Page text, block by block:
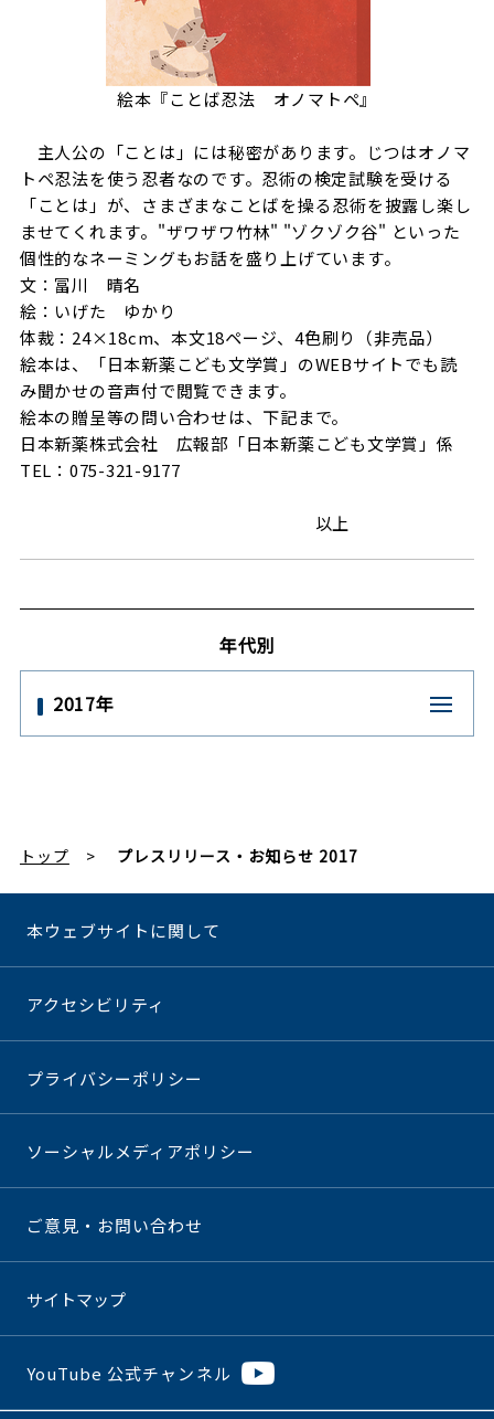
絵本『ことば忍法 オノマトペ』
主人公の「ことは」には秘密があります。じつはオノマ
トペ忍法を使う忍者なのです。忍術の検定試験を受ける
「ことは」が、さまざまなことばを操る忍術を披露し楽し
ませてくれます。"ザワザワ竹林" "ゾクゾク谷" といった
個性的なネーミングもお話を盛り上げています。
文：冨川 晴名
絵：いげた ゆかり
体裁：24×18cm、本文18ページ、4色刷り（非売品）
絵本は、「日本新薬こども文学賞」のWEBサイトでも読
み聞かせの音声付で閲覧できます。
絵本の贈呈等の問い合わせは、下記まで。
日本新薬株式会社 広報部「日本新薬こども文学賞」係
TEL：075-321-9177
以上
年代別
2017年
トップ プレスリリース・お知らせ 2017
本ウェブサイトに関して
アクセシビリティ
プライバシーポリシー
ソーシャルメディアポリシー
ご意見・お問い合わせ
サイトマップ
YouTube 公式チャンネル